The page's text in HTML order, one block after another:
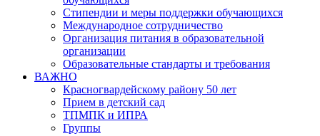
Стипендии и меры поддержки обучающихся
Международное сотрудничество
Организация питания в образовательной
организации
Образовательные стандарты и требования
ВАЖНО
Красногвардейскому району 50 лет
Прием в детский сад
ТПМПК и ИПРА
Группы